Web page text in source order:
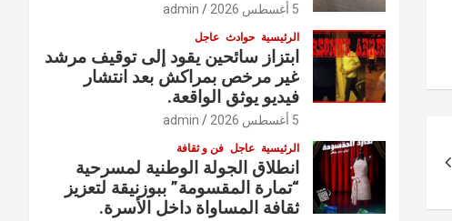
5 أغسطس 2026 admin
الرئيسية حوادث عاجل
ابتزاز سائحين يقود إلى توقيف مرشد
غير مرخص بمراكش بعد انتشار
فيديو يوثق الواقعة.
5 أغسطس 2026 admin
الرئيسية عاجل فن و ثقافة
انطلاق الجولة الوطنية لمسرحية
“تمارة المقسومة” ببوزنيقة لتعزيز
ثقافة المساواة داخل الأسرة.